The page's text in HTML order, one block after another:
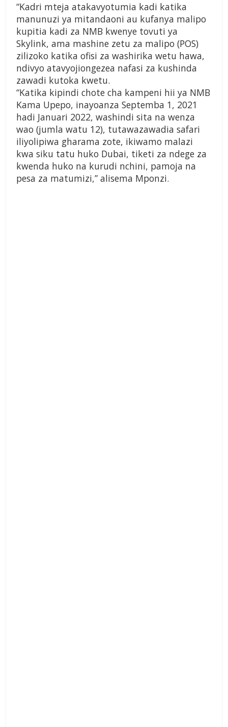
“Kadri mteja atakavyotumia kadi katika
manunuzi ya mitandaoni au kufanya malipo
kupitia kadi za NMB kwenye tovuti ya
Skylink, ama mashine zetu za malipo (POS)
zilizoko katika ofisi za washirika wetu hawa,
ndivyo atavyojiongezea nafasi za kushinda
zawadi kutoka kwetu.
“Katika kipindi chote cha kampeni hii ya NMB
Kama Upepo, inayoanza Septemba 1, 2021
hadi Januari 2022, washindi sita na wenza
wao (jumla watu 12), tutawazawadia safari
iliyolipiwa gharama zote, ikiwamo malazi
kwa siku tatu huko Dubai, tiketi za ndege za
kwenda huko na kurudi nchini, pamoja na
pesa za matumizi,” alisema Mponzi.